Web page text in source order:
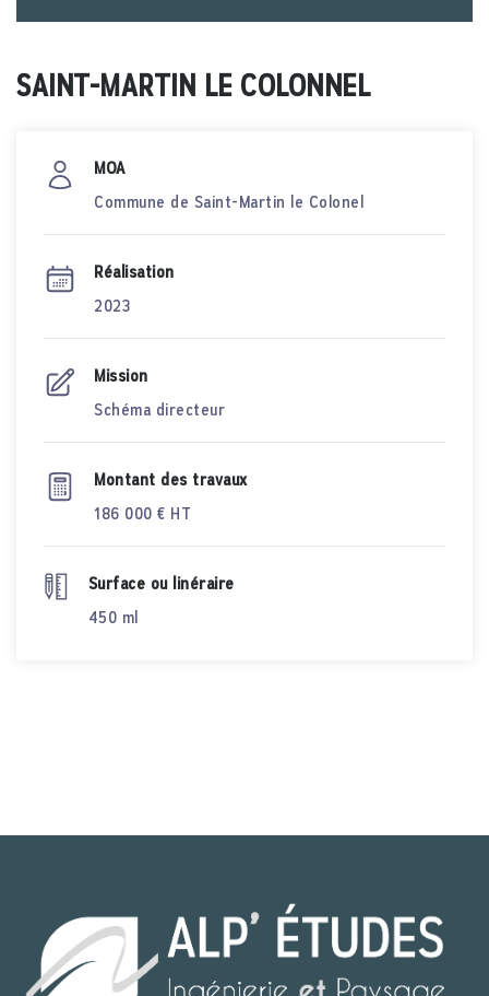
SAINT-MARTIN LE COLONNEL
MOA
Commune de Saint-Martin le Colonel
Réalisation
2023
Mission
Schéma directeur
Montant des travaux
186 000 € HT
Surface ou linéraire
450 ml